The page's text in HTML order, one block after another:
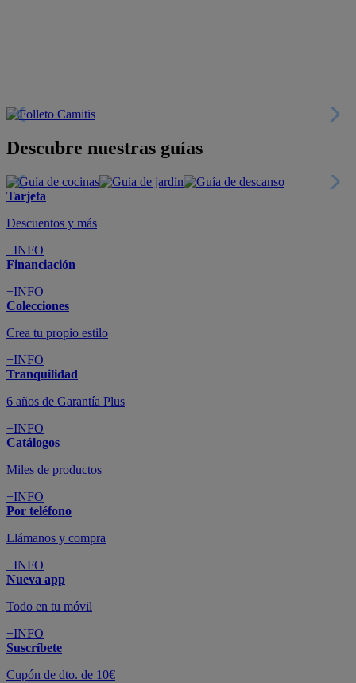
Descubre nuestras guías
Tarjeta
Descuentos y más
+INFO
Financiación
+INFO
Colecciones
Crea tu propio estilo
+INFO
Tranquilidad
6 años de Garantía Plus
+INFO
Catálogos
Miles de productos
+INFO
Por teléfono
Llámanos y compra
+INFO
Nueva app
Todo en tu móvil
+INFO
Suscríbete
Cupón de dto. de 10€